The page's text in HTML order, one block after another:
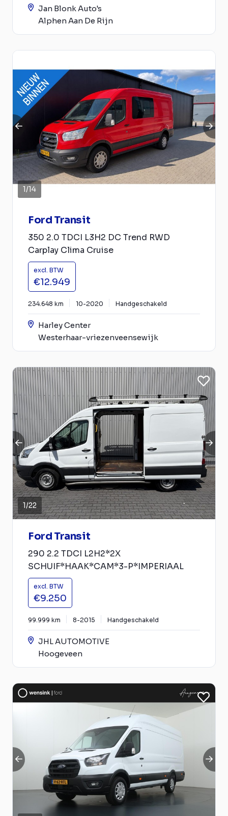
Jan Blonk Auto's
Alphen Aan De Rijn
1/14
Ford Transit
350 2.0 TDCI L3H2 DC Trend RWD
Carplay Clima Cruise
excl. BTW
€12.949
234.648 km 10-2020 Handgeschakeld
Harley Center
Westerhaar-vriezenveensewijk
1/22
Ford Transit
290 2.2 TDCI L2H2*2X
SCHUIF*HAAK*CAM*3-P*IMPERIAAL
excl. BTW
€9.250
99.999 km 8-2015 Handgeschakeld
JHL AUTOMOTIVE
Hoogeveen